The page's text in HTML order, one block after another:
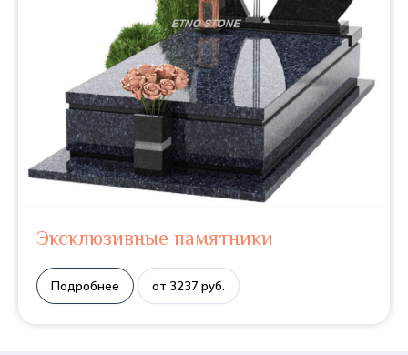
Эксклюзивные памятники
Подробнее от 3237 руб.